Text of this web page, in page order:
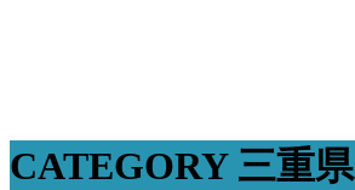
CATEGORY三重